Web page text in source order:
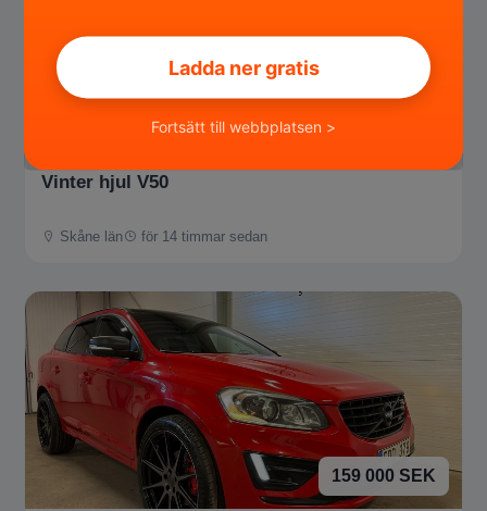
Vinter hjul V50
Skåne län för 14 timmar sedan
159 000 SEK
Ladda ner gratis
Fortsätt till webbplatsen >